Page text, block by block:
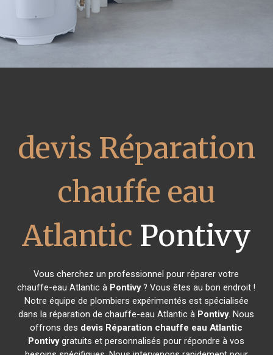
devis Réparation
chauffe eau
Atlantic Pontivy
Vous cherchez un professionnel pour réparer votre
chauffe-eau Atlantic à Pontivy? Vous êtes au bon endroit !
Notre équipe de plombiers expérimentés est spécialisée
dans la réparation de chauffe-eau Atlantic à Pontivy. Nous
offrons des devis Réparation chauffe eau Atlantic
Pontivygratuits et personnalisés pour répondre à vos